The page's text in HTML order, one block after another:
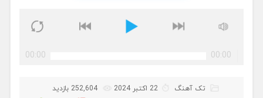
00:00
00:00
تک آهنگ 22 اکتبر 2024 252,604 بازدید